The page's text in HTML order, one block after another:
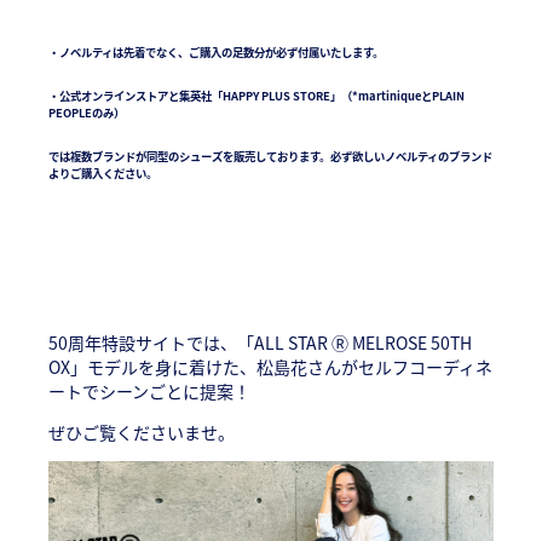
・ノベルティは先着でなく、ご購入の足数分が必ず付属いたします。
・公式オンラインストアと集英社「HAPPY PLUS STORE」（*martiniqueとPLAIN
PEOPLEのみ）
では複数ブランドが同型のシューズを販売しております。必ず欲しいノベルティのブランド
よりご購入ください。
50周年特設サイトでは、「ALL STAR Ⓡ MELROSE 50TH
OX」モデルを身に着けた、松島花さんがセルフコーディネ
ートでシーンごとに提案！
ぜひご覧くださいませ。